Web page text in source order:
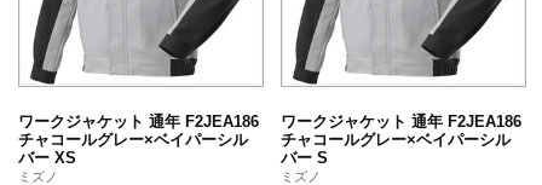
ワークジャケット 通年 F2JEA186
チャコールグレー×ベイパーシル
バー XS
ミズノ
ワークジャケット 通年 F2JEA186
チャコールグレー×ベイパーシル
バー S
ミズノ